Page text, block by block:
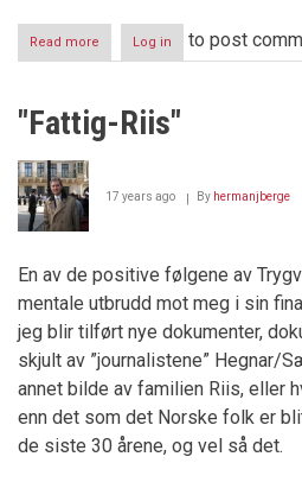
Read more
Lokalt
godseiervelde
Log in to post
"Fattig-Riis"
17 years ago By hermanjberge
En av de positive følgene av
mentale utbrudd mot meg i sin
jeg blir tilført nye dokumenter,
skjult av ”journalistene” Hegnar/
annet bilde av familien Riis, eller
enn det som det Norske folk er
de siste 30 årene, og vel så det.